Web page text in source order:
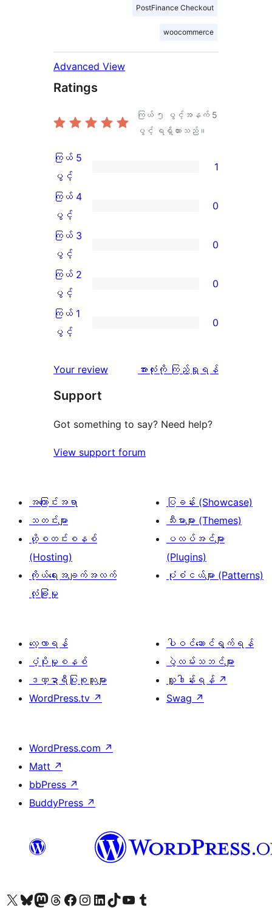
PostFinance Checkout
woocommerce
Advanced View
Ratings
ကြယ် ၅ ပွင့်အနက် 5
ပွင့် ရရှိထားသည်။
ကြယ်
5
ပွင့်
အဆင့်
သုံးသပ်
ကြယ် 5
ပွင့်
1
ကြယ်
4
ပွင့်
အဆင့်
သုံးသပ်
ကြယ် 4
ပွင့်
0
ကြယ်
3
ပွင့်
အဆင့်
သုံးသပ်
ကြယ် 3
ပွင့်
0
ကြယ်
2
ပွင့်
သုံးသပ်
0
စောင်
ကြယ် 2
ပွင့်
0
ကြယ်
ပွင့်
သုံးသပ်
ချက်
စောင်
ကြယ် 1
ပွင့်
0
Your review
သုံးသပ်
အားလုံးကို ကြည့်ရှုရန်
Support
Got something to say? Need help?
View support forum
အကြောင်းအရာ
သတင်းများ
ဟို့စတင်းစနစ်
(Hosting)
ကိုယ်ရေးအချက်အလက်
လုံခြုံမှု
ပြခန်း (Showcase)
သီးမားများ (Themes)
ပလပ်အင်များ
(Plugins)
ပုံစံငယ်များ (Patterns)
လေ့လာရန်
ပံ့ပိုးမှုစနစ်
ဒဏ္ဍာရီပြုစုသူများ
WordPress.tv ↗
ပါဝင်ဆောင်ရွက်ရန်
ပွဲလမ်းသဘင်များ
လှူဒါန်းရန် ↗
Swag ↗
WordPress.com ↗
Matt ↗
bbPress ↗
BuddyPress ↗
ကျွန်ုပ်တို့၏ X (ယခင် Twitter) အကောင့်သို့ သွားရောက်ကြည့်ရှုပါကျွန်ုပ်တို့၏ Bluesky အကောင့်သို့ ဝင်ရောက်ကြည့်ရှုရန်
ကျွန်ုပ်တို့၏ Mastodon အကောင့်သို့ သွားရောက်ကြည့်ရှုပါကျွန်ုပ်တို့၏ Threads အကောင့်သို့ ဝင်ရောက်ကြည့်ရှုရန်
ကျွန်ုပ်တို့၏ Facebook စာမျက်နှာသို့ သွားရောက်ကြည့်ရှုပါကျွန်ုပ်တို့၏ Instagram အကောင့်သို့ သွားရောက်ကြည့်ရှုပါ ကျွန်ုပ်တို့၏ LinkedIn အကောင့်သို့ သွားရောက်ကြည့်ရှုပါကျွန်ုပ်တို့၏ TikTok အကောင့်သို့ ဝင်ရောက်ကြည့်ရှုရန်
ကျွန်ုပ်တို့၏ YouTube ချန်နယ်သို့ သွားရောက်ကြည့်ရှုပါ ကျွန်ုပ်တို့၏ Tumblr အကောင့်သို့ ဝင်ရောက်ကြည့်ရှုရန်